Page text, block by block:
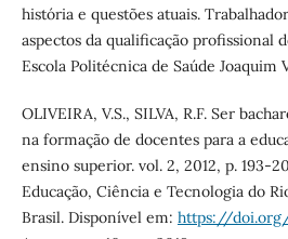
história e questões atuais.
aspectos da qualificação profissional
Escola Politécnica de Saúde Joaquim
OLIVEIRA, V.S., SILVA, R.F. Ser
na formação de docentes para a
ensino superior. vol. 2, 2012, p. 193-
Educação, Ciência e Tecnologia do
Brasil. Disponível em: https://doi.org/